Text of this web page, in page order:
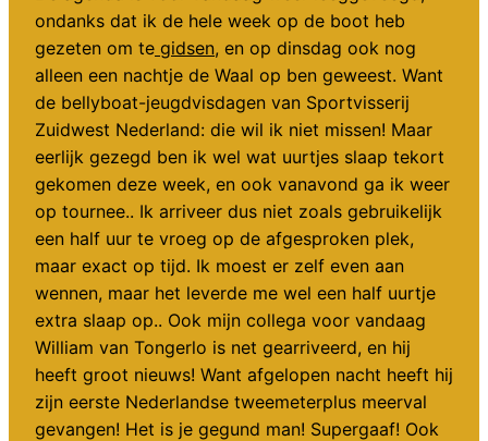
ondanks dat ik de hele week op de boot heb
gezeten om te gidsen, en op dinsdag ook nog
alleen een nachtje de Waal op ben geweest. Want
de bellyboat-jeugdvisdagen van Sportvisserij
Zuidwest Nederland: die wil ik niet missen! Maar
eerlijk gezegd ben ik wel wat uurtjes slaap tekort
gekomen deze week, en ook vanavond ga ik weer
op tournee.. Ik arriveer dus niet zoals gebruikelijk
een half uur te vroeg op de afgesproken plek,
maar exact op tijd. Ik moest er zelf even aan
wennen, maar het leverde me wel een half uurtje
extra slaap op.. Ook mijn collega voor vandaag
William van Tongerlo is net gearriveerd, en hij
heeft groot nieuws! Want afgelopen nacht heeft hij
zijn eerste Nederlandse tweemeterplus meerval
gevangen! Het is je gegund man! Supergaaf! Ook